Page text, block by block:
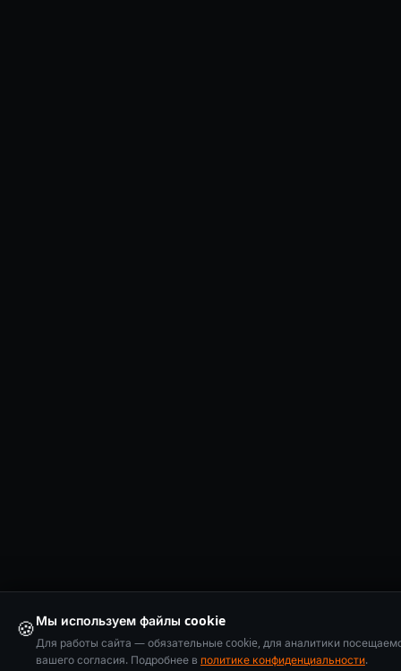
🍪Мы используем файлы cookie
Для работы сайта — обязательные cookie, для аналитики
вашего согласия. Подробнее в политике конфиденциальности.